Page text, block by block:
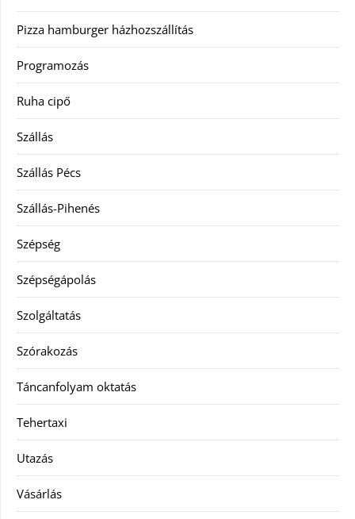
Pizza hamburger házhozszállítás
Programozás
Ruha cipő
Szállás
Szállás Pécs
Szállás-Pihenés
Szépség
Szépségápolás
Szolgáltatás
Szórakozás
Táncanfolyam oktatás
Tehertaxi
Utazás
Vásárlás